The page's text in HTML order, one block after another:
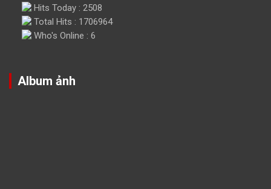
Hits Today : 2508
Total Hits : 1706964
Who's Online : 6
Album ảnh